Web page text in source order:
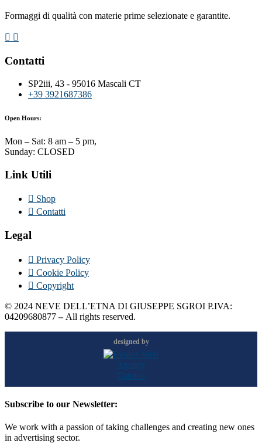
Formaggi di qualità con materie prime selezionate e garantite.
Contatti
SP2iii, 43 - 95016 Mascali CT
+39 3921687386
Open Hours:
Mon – Sat: 8 am – 5 pm,
Sunday: CLOSED
Link Utili
Shop
Contatti
Legal
Privacy Policy
Cookie Policy
Copyright
© 2024 NEVE DELL’ETNA DI GIUSEPPE SGROI P.IVA:
04209680877–All rights reserved.
designed by
Subscribe to our Newsletter:
We work with a passion of taking challenges and creating new ones
in advertising sector.